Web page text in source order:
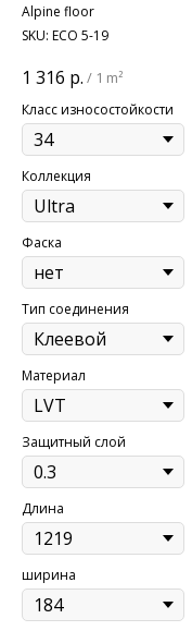
Alpine floor
SKU: ЕСО 5-19
1 316 р. / 1 m²
Класс износостойкости
Коллекция
Фаска
Тип соединения
Материал
Защитный слой
Длина
ширина